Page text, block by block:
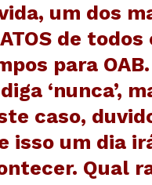
um dos
de todos
para
‘nunca’,
caso,
isso um dia
Qual